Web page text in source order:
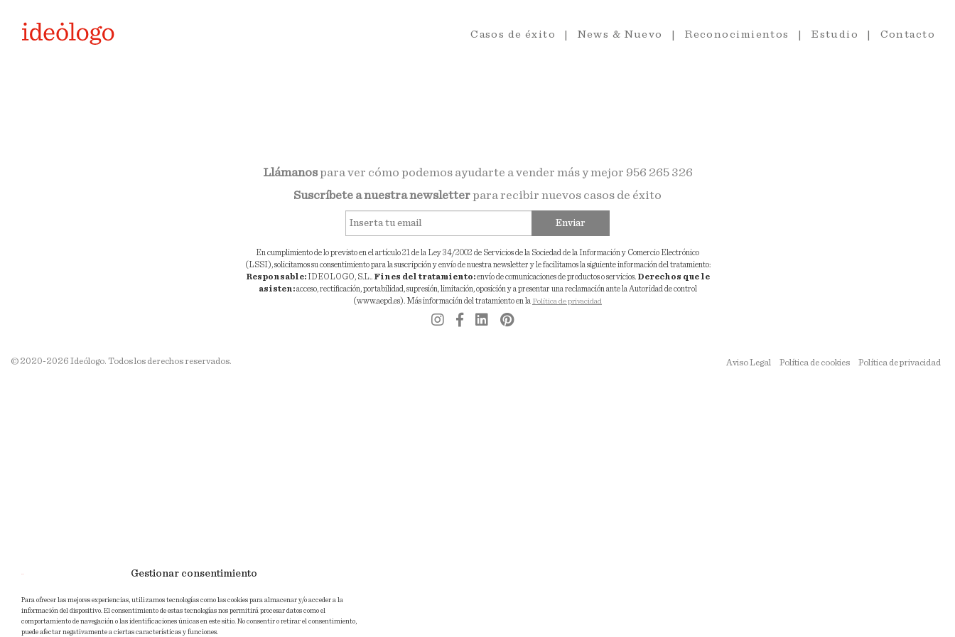
Gestionar consentimiento
Para ofrecer las mejores experiencias, utilizamos tecnologías como las cookies para almacenar y/o acceder a la
información del dispositivo. El consentimiento de estas tecnologías nos permitirá procesar datos como el
comportamiento de navegación o las identificaciones únicas en este sitio. No consentir o retirar el consentimiento,
puede afectar negativamente a ciertas características y funciones.
Casos de éxito News & Nuevo Reconocimientos Estudio Contacto
Llámanospara ver cómo podemos ayudarte a vender más y mejor 956 265 326
Suscríbete a nuestra newsletterpara recibir nuevos casos de éxito
Enviar
En cumplimiento de lo previsto en el artículo 21 de la Ley 34/2002 de Servicios de la Sociedad de la Información y Comercio Electrónico
(LSSI), solicitamos su consentimiento para la suscripción y envío de nuestra newsletter y le facilitamos la siguiente información del tratamiento:
Responsable:IDEOLOGO, S.L.. Fines del tratamiento:envío de comunicaciones de productos o servicios. Derechos que le
asisten:acceso, rectificación, portabilidad, supresión, limitación, oposición y a presentar una reclamación ante la Autoridad de control
(www.aepd.es). Más información del tratamiento en la Política de privacidad
© 2020-2026 Ideólogo. Todos los derechos reservados. Aviso Legal Política de cookies Política de privacidad